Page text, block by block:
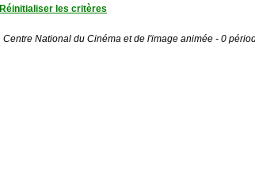
Réinitialiser les critères
Centre National du Cinéma et de l'image animée - 0